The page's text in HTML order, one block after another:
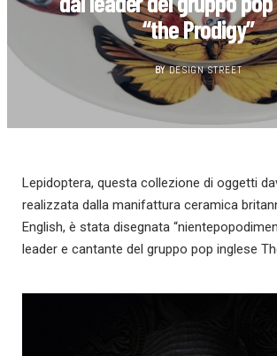
“the Prodigy”
BY DESIGN STREET
Lepidoptera, questa collezione di oggetti
realizzata dalla manifattura ceramica
English, è stata disegnata
leader e cantante del gruppo pop inglese